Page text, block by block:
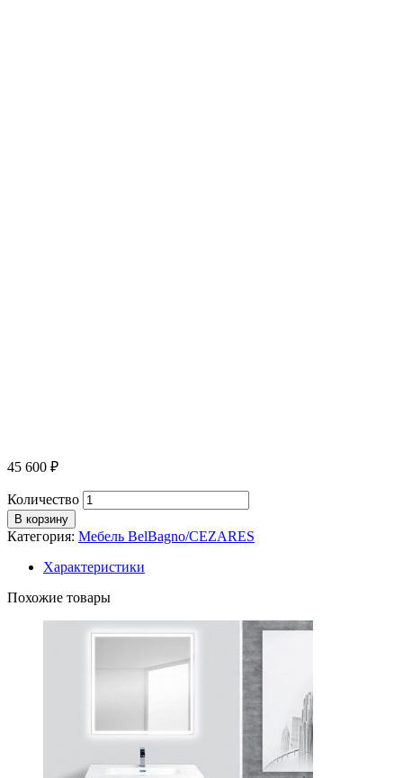
45 600 ₽
Количество
В корзину
Категория: Мебель BelBagno/CEZARES
Характеристики
Похожие товары